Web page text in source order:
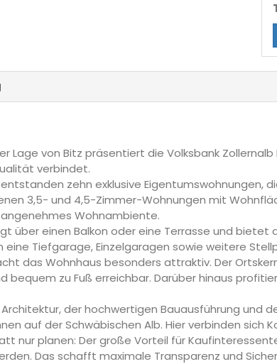
Lage von Bitz präsentiert die Volksbank
verbindet.
zehn exklusive Eigentumswohnungen,
3,5- und 4,5-Zimmer-Wohnungen mit
Wohnambiente.
über einen Balkon oder eine Terrasse und bietet
Tiefgarage, Einzelgaragen sowie weitere
das Wohnhaus besonders attraktiv. Der
bequem zu Fuß erreichbar. Darüber hinaus
der hochwertigen Bauausführung und
auf der Schwäbischen Alb. Hier verbinden
nur planen: Der große Vorteil für
Das schafft maximale Transparenz und